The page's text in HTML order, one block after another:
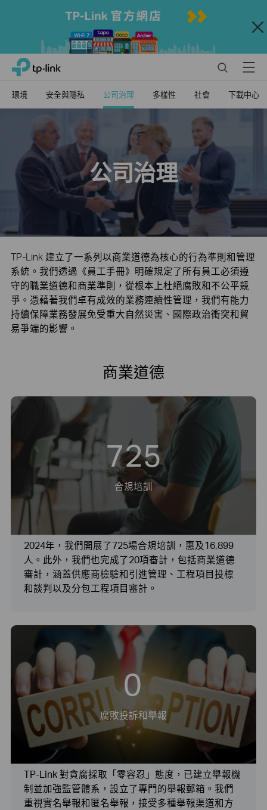
Close
Click
the
TP-Link, Reliably Smart SearchMenu
環境 安全與隱私 公司治理 多樣性 社會 下載中心
公司治理
TP-Link 建立了一系列以商業道德為核心的行為準則和管理
系統。我們透過《員工手冊》明確規定了所有員工必須遵
守的職業道德和商業準則，從根本上杜絕腐敗和不公平競
爭。憑藉著我們卓有成效的業務連續性管理，我們有能力
持續保障業務發展免受重大自然災害、國際政治衝突和貿
易爭端的影響。
商業道德
725
合規培訓
2024年，我們開展了725場合規培訓，惠及16,899
人。此外，我們也完成了20項審計，包括商業道德
審計，涵蓋供應商檢驗和引進管理、工程項目投標
和談判以及分包工程項目審計。
0
腐敗投訴和舉報
TP-Link 對貪腐採取「零容忍」態度，已建立舉報機
制並加強監管體系，設立了專門的舉報郵箱。我們
重視實名舉報和匿名舉報，接受多種舉報渠道和方